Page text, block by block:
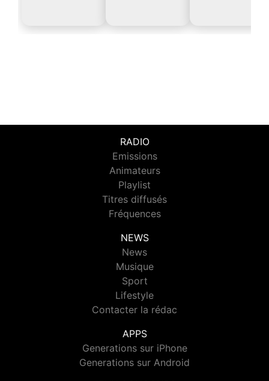
RADIO
Emissions
Animateurs
Playlist
Titres diffusés
Fréquences
NEWS
News
Musique
Sport
Lifestyle
Contacter la rédac
APPS
Generations sur iPhone
Generations sur Android